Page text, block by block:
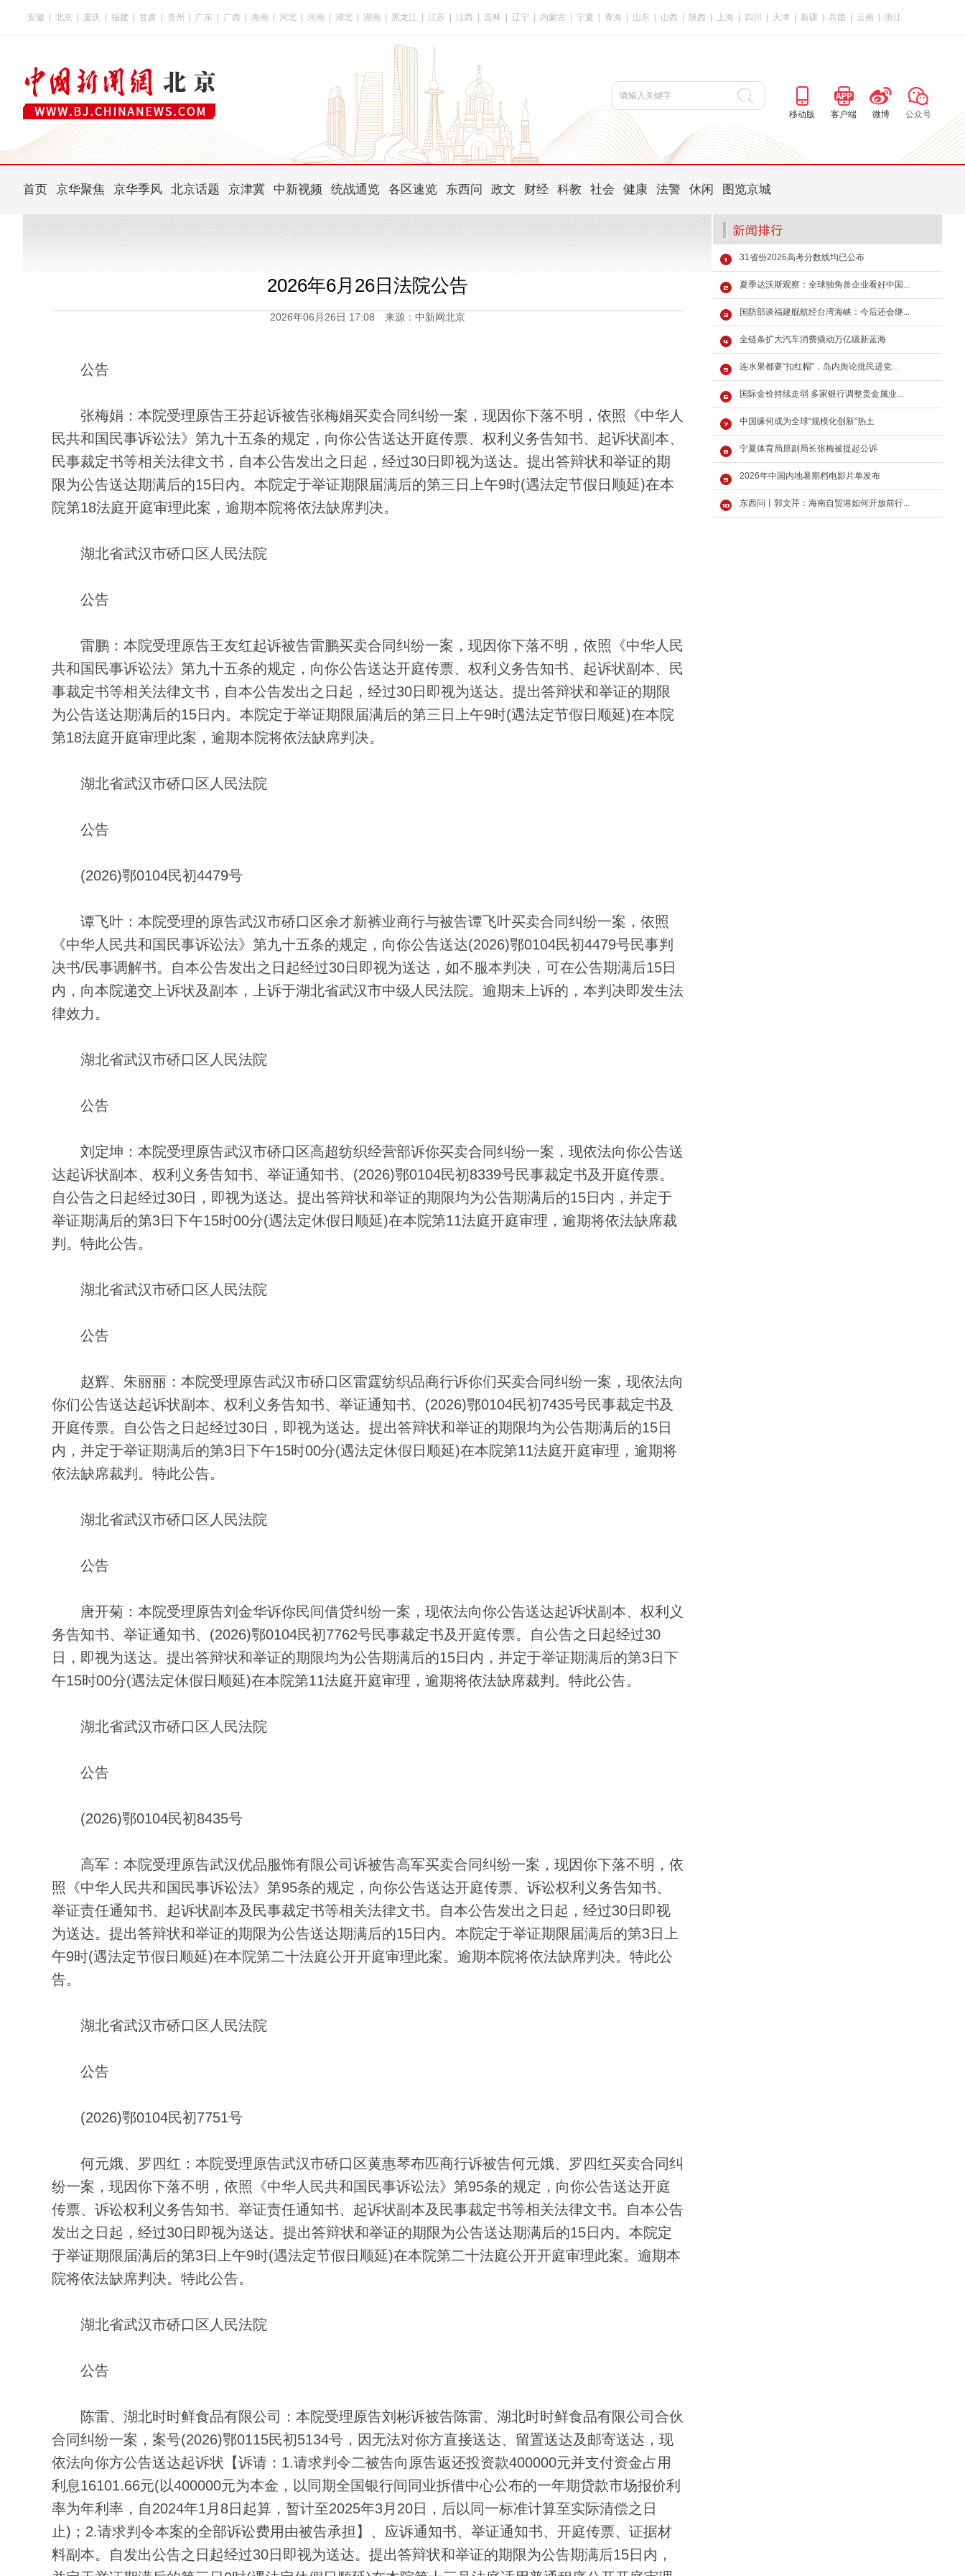
安徽 北京 重庆 福建 甘肃 贵州 广东 广西 海南 河北 河南 湖北 湖南 黑龙江 江苏 江西 吉林 辽宁 内蒙古 宁夏 青海 山东 山西 陕西 上海 四川 天津 新疆 兵团 云南 浙江
移动版 客户端 微博 公众号
首页 京华聚焦 京华季风 北京话题 京津冀 中新视频 统战通览 各区速览 东西问 政文 财经 科教 社会 健康 法警 休闲 图览京城
2026年6月26日法院公告
2026年06月26日 17:08 来源：中新网北京
公告
张梅娟：本院受理原告王芬起诉被告张梅娟买卖合同纠纷一案，现因你下落不明，依照《中华人
民共和国民事诉讼法》第九十五条的规定，向你公告送达开庭传票、权利义务告知书、起诉状副本、
民事裁定书等相关法律文书，自本公告发出之日起，经过30日即视为送达。提出答辩状和举证的期
限为公告送达期满后的15日内。本院定于举证期限届满后的第三日上午9时(遇法定节假日顺延)在本
院第18法庭开庭审理此案，逾期本院将依法缺席判决。
湖北省武汉市硚口区人民法院
公告
雷鹏：本院受理原告王友红起诉被告雷鹏买卖合同纠纷一案，现因你下落不明，依照《中华人民
共和国民事诉讼法》第九十五条的规定，向你公告送达开庭传票、权利义务告知书、起诉状副本、民
事裁定书等相关法律文书，自本公告发出之日起，经过30日即视为送达。提出答辩状和举证的期限
为公告送达期满后的15日内。本院定于举证期限届满后的第三日上午9时(遇法定节假日顺延)在本院
第18法庭开庭审理此案，逾期本院将依法缺席判决。
湖北省武汉市硚口区人民法院
公告
(2026)鄂0104民初4479号
谭飞叶：本院受理的原告武汉市硚口区余才新裤业商行与被告谭飞叶买卖合同纠纷一案，依照
《中华人民共和国民事诉讼法》第九十五条的规定，向你公告送达(2026)鄂0104民初4479号民事判
决书/民事调解书。自本公告发出之日起经过30日即视为送达，如不服本判决，可在公告期满后15日
内，向本院递交上诉状及副本，上诉于湖北省武汉市中级人民法院。逾期未上诉的，本判决即发生法
律效力。
湖北省武汉市硚口区人民法院
公告
刘定坤：本院受理原告武汉市硚口区高超纺织经营部诉你买卖合同纠纷一案，现依法向你公告送
达起诉状副本、权利义务告知书、举证通知书、(2026)鄂0104民初8339号民事裁定书及开庭传票。
自公告之日起经过30日，即视为送达。提出答辩状和举证的期限均为公告期满后的15日内，并定于
举证期满后的第3日下午15时00分(遇法定休假日顺延)在本院第11法庭开庭审理，逾期将依法缺席裁
判。特此公告。
湖北省武汉市硚口区人民法院
公告
赵辉、朱丽丽：本院受理原告武汉市硚口区雷霆纺织品商行诉你们买卖合同纠纷一案，现依法向
你们公告送达起诉状副本、权利义务告知书、举证通知书、(2026)鄂0104民初7435号民事裁定书及
开庭传票。自公告之日起经过30日，即视为送达。提出答辩状和举证的期限均为公告期满后的15日
内，并定于举证期满后的第3日下午15时00分(遇法定休假日顺延)在本院第11法庭开庭审理，逾期将
依法缺席裁判。特此公告。
湖北省武汉市硚口区人民法院
公告
唐开菊：本院受理原告刘金华诉你民间借贷纠纷一案，现依法向你公告送达起诉状副本、权利义
务告知书、举证通知书、(2026)鄂0104民初7762号民事裁定书及开庭传票。自公告之日起经过30
日，即视为送达。提出答辩状和举证的期限均为公告期满后的15日内，并定于举证期满后的第3日下
午15时00分(遇法定休假日顺延)在本院第11法庭开庭审理，逾期将依法缺席裁判。特此公告。
湖北省武汉市硚口区人民法院
公告
(2026)鄂0104民初8435号
高军：本院受理原告武汉优品服饰有限公司诉被告高军买卖合同纠纷一案，现因你下落不明，依
照《中华人民共和国民事诉讼法》第95条的规定，向你公告送达开庭传票、诉讼权利义务告知书、
举证责任通知书、起诉状副本及民事裁定书等相关法律文书。自本公告发出之日起，经过30日即视
为送达。提出答辩状和举证的期限为公告送达期满后的15日内。本院定于举证期限届满后的第3日上
午9时(遇法定节假日顺延)在本院第二十法庭公开开庭审理此案。逾期本院将依法缺席判决。特此公
告。
湖北省武汉市硚口区人民法院
公告
(2026)鄂0104民初7751号
何元娥、罗四红：本院受理原告武汉市硚口区黄惠琴布匹商行诉被告何元娥、罗四红买卖合同纠
纷一案，现因你下落不明，依照《中华人民共和国民事诉讼法》第95条的规定，向你公告送达开庭
传票、诉讼权利义务告知书、举证责任通知书、起诉状副本及民事裁定书等相关法律文书。自本公告
发出之日起，经过30日即视为送达。提出答辩状和举证的期限为公告送达期满后的15日内。本院定
于举证期限届满后的第3日上午9时(遇法定节假日顺延)在本院第二十法庭公开开庭审理此案。逾期本
院将依法缺席判决。特此公告。
湖北省武汉市硚口区人民法院
公告
陈雷、湖北时时鲜食品有限公司：本院受理原告刘彬诉被告陈雷、湖北时时鲜食品有限公司合伙
合同纠纷一案，案号(2026)鄂0115民初5134号，因无法对你方直接送达、留置送达及邮寄送达，现
依法向你方公告送达起诉状【诉请：1.请求判令二被告向原告返还投资款400000元并支付资金占用
利息16101.66元(以400000元为本金，以同期全国银行间同业拆借中心公布的一年期贷款市场报价利
率为年利率，自2024年1月8日起算，暂计至2025年3月20日，后以同一标准计算至实际清偿之日
止)；2.请求判令本案的全部诉讼费用由被告承担】、应诉通知书、举证通知书、开庭传票、证据材
料副本。自发出公告之日起经过30日即视为送达。提出答辩状和举证的期限为公告期满后15日内，
31省份2026高考分数线均已公布
夏季达沃斯观察：全球独角兽企业看好中国...
国防部谈福建舰航经台湾海峡：今后还会继...
全链条扩大汽车消费撬动万亿级新蓝海
连水果都要“扣红帽”，岛内舆论批民进党...
国际金价持续走弱 多家银行调整贵金属业...
中国缘何成为全球“规模化创新”热土
宁夏体育局原副局长张梅被提起公诉
2026年中国内地暑期档电影片单发布
东西问丨郭文芹：海南自贸港如何开放前行...